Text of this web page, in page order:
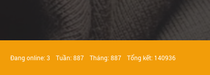
Đang online: 3 Tuần: 887 Tháng: 887 Tổng kết: 140936